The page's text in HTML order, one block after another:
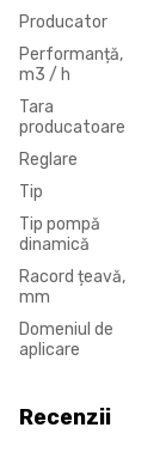
Producator
Performanță,
m3 / h
Tara
producatoare
Reglare
Tip
Tip pompă
dinamică
Racord țeavă,
mm
Domeniul de
aplicare
Recenzii